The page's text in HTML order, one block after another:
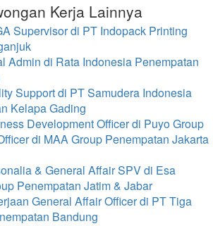
Kerja Lainnya
Supervisor di PT Indopack Printing
Admin di Rata Indonesia Penempatan
Support di PT Samudera Indonesia
Kelapa Gading
Development Officer di Puyo Group
di MAA Group Penempatan Jakarta
& General Affair SPV di Esa
Penempatan Jatim & Jabar
General Affair Officer di PT Tiga
Bandung